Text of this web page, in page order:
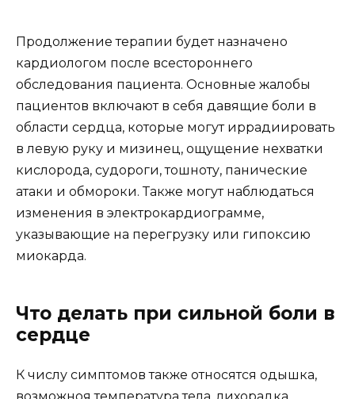
Продолжение терапии будет назначено
кардиологом после всестороннего
обследования пациента. Основные жалобы
пациентов включают в себя давящие боли в
области сердца, которые могут иррадиировать
в левую руку и мизинец, ощущение нехватки
кислорода, судороги, тошноту, панические
атаки и обмороки. Также могут наблюдаться
изменения в электрокардиограмме,
указывающие на перегрузку или гипоксию
миокарда.
Что делать при сильной боли в
сердце
К числу симптомов также относятся одышка,